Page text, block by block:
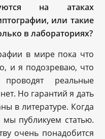
на атаках
или такие
в лабораториях?
в мире пока что
и я подозреваю, что
реальные
Но гарантий я дать
в литературе. Когда
мы публикуем статью.
очень понадобится